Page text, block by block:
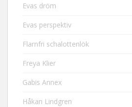
Evas dröm
Evas perspektiv
Flarnfri schalottenlök
Freya Klier
Gabis Annex
Håkan Lindgren